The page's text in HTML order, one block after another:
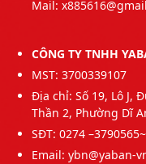
Mail:
CÔNG TY TNHH
MST: 3700339107
Địa chỉ: Số 19, Lô J,
Thần 2, Phường Dĩ
SĐT: 0274
Email: ybn@yaban-